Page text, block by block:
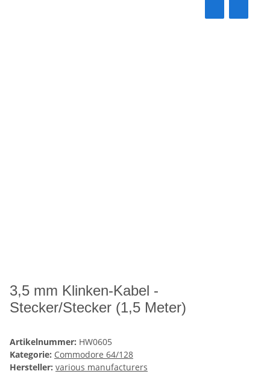
3,5 mm Klinken-Kabel -
Stecker/Stecker (1,5 Meter)
Artikelnummer: HW0605
Kategorie: Commodore 64/128
Hersteller: various manufacturers